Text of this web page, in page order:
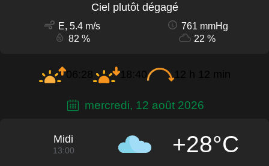
Ciel plutôt dégagé
E, 5.4 m/s
761 mmHg
82 %
22 %
06:28 18:40 12 h 12 min
mercredi, 12 août 2026
Midi
13:00 +28°C